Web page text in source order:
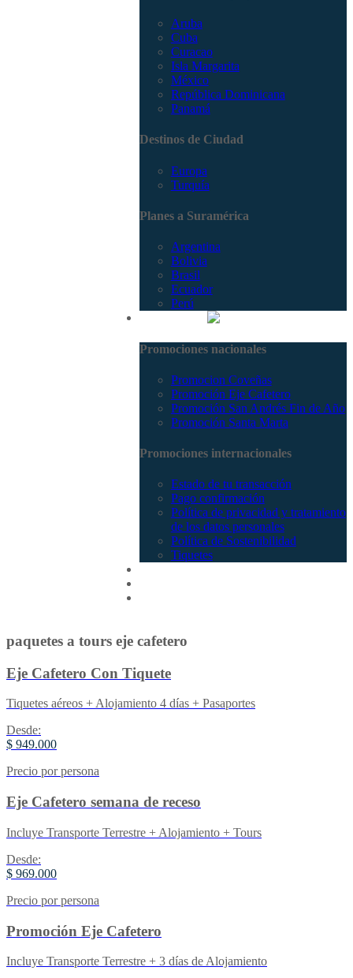
Aruba
Cuba
Curacao
Isla Margarita
México
República Dominicana
Panamá
Destinos de Ciudad
Europa
Turquía
Planes a Suramérica
Argentina
Bolivia
Brasil
Ecuador
Perú
Promociones nacionales
Promocion Coveñas
Promoción Eje Cafetero
Promoción San Andrés Fin de Año
Promoción Santa Marta
Promociones internacionales
Estado de tu transacción
Pago confirmación
Política de privacidad y tratamiento
de los datos personales
Política de Sostenibilidad
Tiquetes
paquetes a tours eje cafetero
Eje Cafetero Con Tiquete
Tiquetes aéreos + Alojamiento 4 días + Pasaportes
Desde:
$ 949.000
Precio por persona
Eje Cafetero semana de receso
Incluye Transporte Terrestre + Alojamiento + Tours
Desde:
$ 969.000
Precio por persona
Promoción Eje Cafetero
Incluye Transporte Terrestre + 3 días de Alojamiento